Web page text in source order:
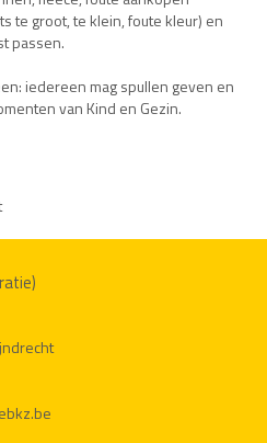
te groot, te klein, foute kleur) en
passen.
iedereen mag spullen geven en
van Kind en Gezin.